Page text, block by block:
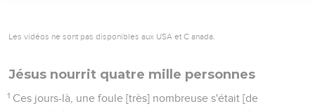
Les vidéos ne sont pas disponibles aux USA et C anada.
Jésus nourrit quatre mille personnes
1 Ces jours-là, une foule [très] nombreuse s'était [de